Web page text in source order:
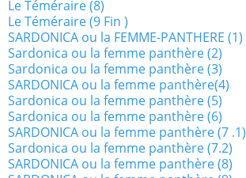
Le Téméraire (8)
Le Téméraire (9 Fin )
SARDONICA ou la FEMME-PANTHERE (1)
Sardonica ou la femme panthère (2)
Sardonica ou la femme panthère (3)
SARDONICA ou la femme panthère(4)
Sardonica ou la femme panthère (5)
Sardonica ou la femme panthère (6)
SARDONICA ou la femme panthère (7 .1)
Sardonica ou la femme panthère (7.2)
SARDONICA ou la femme panthère (8)